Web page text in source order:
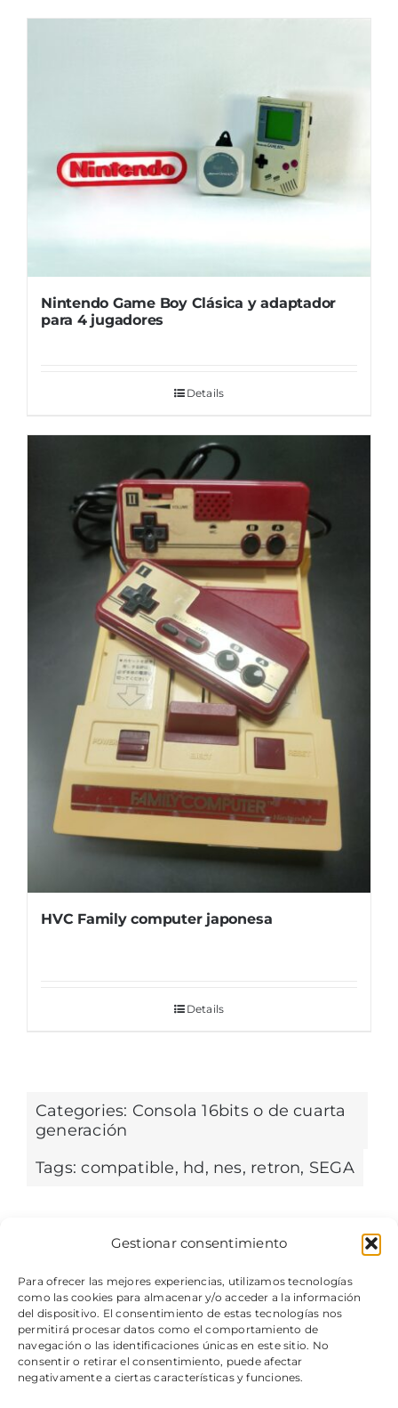
Gestionar consentimiento
Para ofrecer las mejores experiencias, utilizamos tecnologías
como las cookies para almacenar y/o acceder a la información
del dispositivo. El consentimiento de estas tecnologías nos
permitirá procesar datos como el comportamiento de
navegación o las identificaciones únicas en este sitio. No
consentir o retirar el consentimiento, puede afectar
negativamente a ciertas características y funciones.
Nintendo Game Boy Clásica y adaptador
para 4 jugadores
Details
HVC Family computer japonesa
Details
Categories: Consola 16bits o de cuarta
generación
Tags:compatible, hd, nes, retron, SEGA